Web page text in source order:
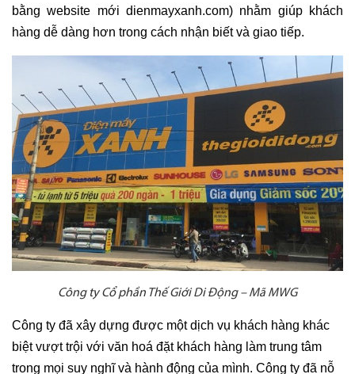
bằng website mới dienmayxanh.com) nhằm giúp khách
hàng dễ dàng hơn trong cách nhận biết và giao tiếp.
Công ty Cổ phần Thế Giới Di Động – Mã MWG
Công ty đã xây dựng được một dịch vụ khách hàng khác
biệt vượt trội với văn hoá đặt khách hàng làm trung tâm
trong mọi suy nghĩ và hành động của mình. Công ty đã nỗ